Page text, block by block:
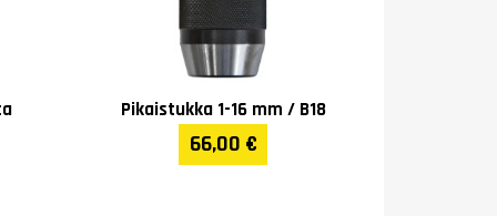
(46) Pikaistukka 1-16 mm / B18
66,00 €